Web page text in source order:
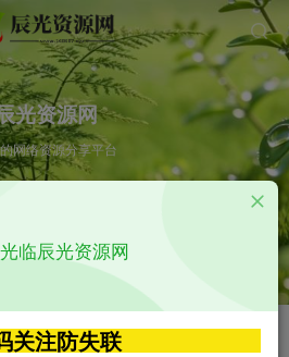
光资源网
网络资源分享平台
APP源码
临辰光资源网
关注防失联